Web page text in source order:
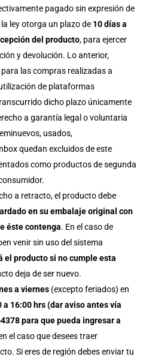
pagado sin expresión de
ley otorga un plazo de 10 días a
del producto, para ejercer
y devolución. Lo anterior,
las compras realizadas a
de plataformas
dicho plazo únicamente
a garantía legal o voluntaria
usados,
quedan excluidos de este
como productos de segunda
a retracto, el producto debe
en su embalaje original con
éste contenga. En el caso de
venir sin uso del sistema
el producto si no cumple esta
deja de ser nuevo.
a viernes (excepto feriados) en
a 16:00 hrs (dar aviso antes vía
para que pueda ingresar a
el caso que desees traer
Si eres de región debes enviar tu